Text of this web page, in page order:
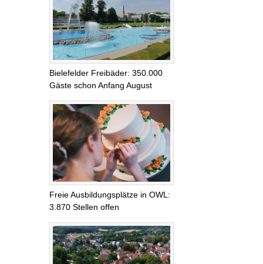
Bielefelder Freibäder: 350.000
Gäste schon Anfang August
Freie Ausbildungsplätze in OWL:
3.870 Stellen offen